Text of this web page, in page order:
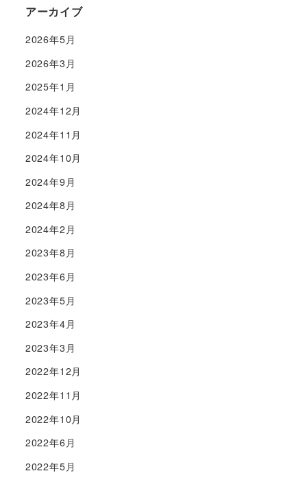
アーカイブ
2026年5月
2026年3月
2025年1月
2024年12月
2024年11月
2024年10月
2024年9月
2024年8月
2024年2月
2023年8月
2023年6月
2023年5月
2023年4月
2023年3月
2022年12月
2022年11月
2022年10月
2022年6月
2022年5月